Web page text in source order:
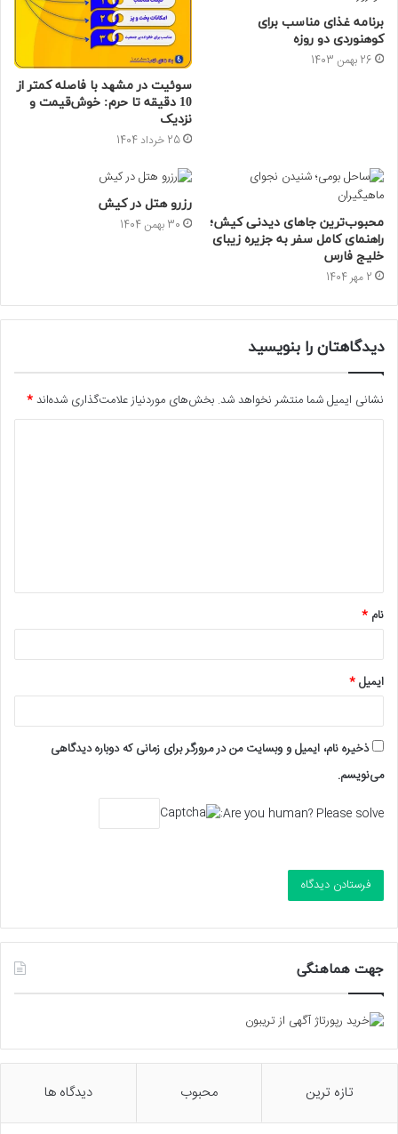
برنامه غذای مناسب برای
کوهنوردی دو روزه
26 بهمن 1403
سوئیت در‌ مشهد با فاصله کمتر از
10 دقیقه تا حرم: خوش‌قیمت و
نزدیک
25 خرداد 1404
محبوب‌ترین جاهای دیدنی کیش؛
راهنمای کامل سفر به جزیره زیبای
خلیج فارس
2 مهر 1404
رزرو هتل در کیش
30 بهمن 1404
دیدگاهتان را بنویسید
نشانی ایمیل شما منتشر نخواهد شد. بخش‌های موردنیاز علامت‌گذاری شده‌اند*
*
نام *
ایمیل*
ذخیره نام، ایمیل و وبسایت من در مرورگر برای زمانی که دوباره دیدگاهی
می‌نویسم.
Are you human? Please solve:
جهت هماهنگی
تازه ترین محبوب دیدگاه ها